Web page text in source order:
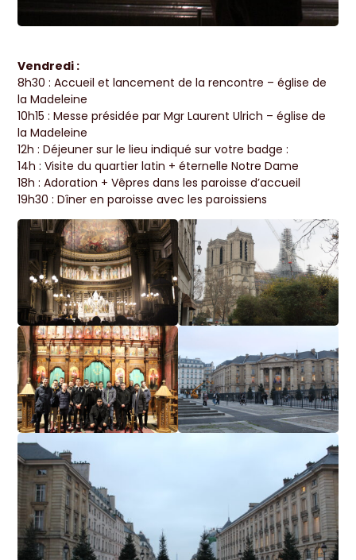
Vendredi :
8h30 : Accueil et lancement de la rencontre – église de
la Madeleine
10h15 : Messe présidée par Mgr Laurent Ulrich – église de
la Madeleine
12h : Déjeuner sur le lieu indiqué sur votre badge :
14h : Visite du quartier latin + éternelle Notre Dame
18h : Adoration + Vêpres dans les paroisse d’accueil
19h30 : Dîner en paroisse avec les paroissiens